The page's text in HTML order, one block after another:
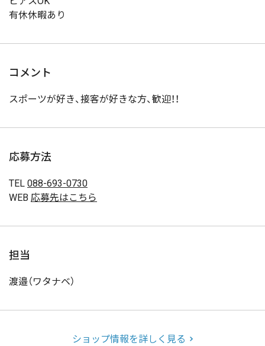
有休休暇あり
コメント
スポーツが好き、接客が好きな方、歓迎！！
応募方法
TEL 088-693-0730
WEB 応募先はこちら
担当
渡邉（ワタナベ）
ショップ情報を詳しく見る